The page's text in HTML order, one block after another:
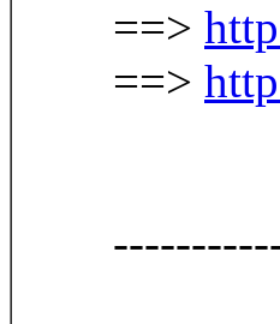
==>
==>